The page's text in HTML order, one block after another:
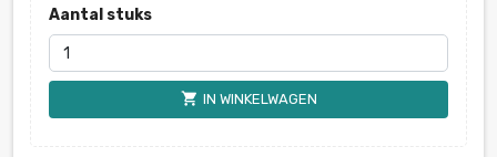
Aantal stuks
shopping_cart IN WINKELWAGEN